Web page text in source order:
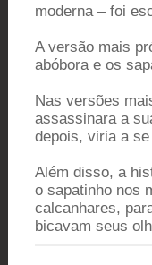
moderna – foi
A versão mais
abóbora e os
Nas versões
assassinara a
depois, viria a se
Além disso, a
o sapatinho nos
calcanhares,
bicavam seus